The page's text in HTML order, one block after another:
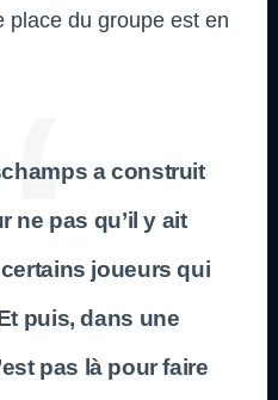
place du groupe est en
a construit
ne pas qu’il y ait
certains joueurs qui
puis, dans une
pas là pour faire